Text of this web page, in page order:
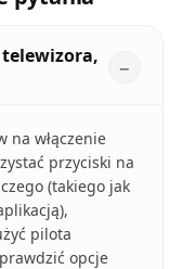
telewizora,
na włączenie
przyciski na
(takiego jak
pilota
opcje